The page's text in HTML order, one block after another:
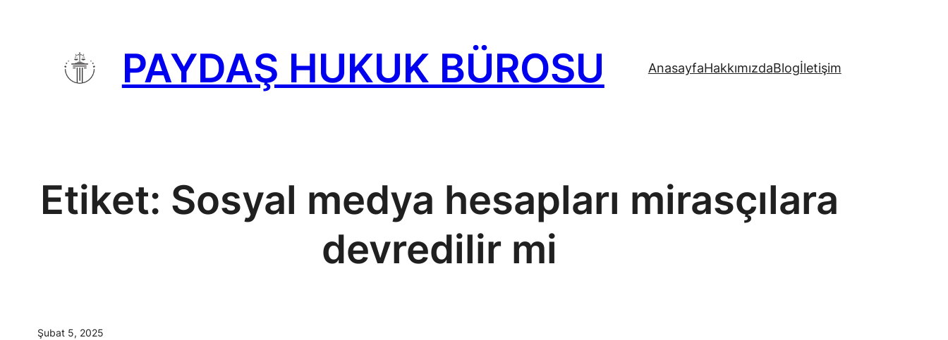
PAYDAŞ HUKUK BÜROSU AnasayfaHakkımızdaBlogİletişim
Etiket: Sosyal medya hesapları mirasçılara
devredilir mi
Şubat 5, 2025